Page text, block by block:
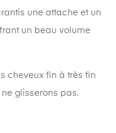
une attache et un
un beau volume
cheveux fin à très fin
glisserons pas.